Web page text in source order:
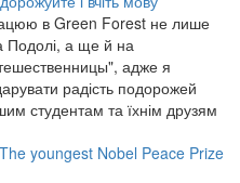
в Green Forest не лише
Подолі, а ще й на
адже я
радість подорожей
студентам та їхнім друзям